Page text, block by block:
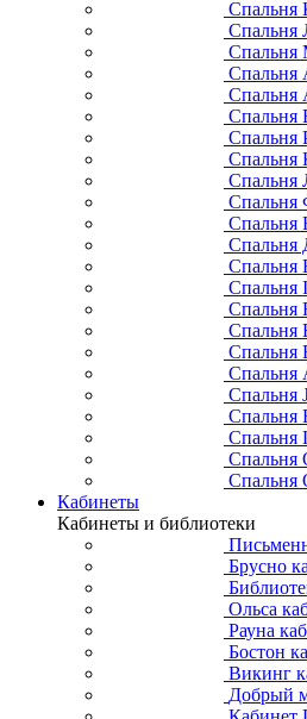
Спальня
Спальня
Спальня
Спальня
Спальня
Спальня
Спальня
Спальня
Спальня
Спальня
Спальня
Спальня
Спальня
Спальня
Спальня
Спальня
Спальня
Спальня
Спальня
Спальня
Спальня
Спальня
Кабинеты
Кабинеты и библиотеки
Брусно
Ольса
Рауна
Бостон
Викинг
Добрый